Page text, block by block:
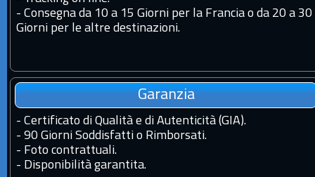
- Consegna da 10 a 15 Giorni per la Francia o da 20 a 30
Giorni per le altre destinazioni.
Garanzia
- Certificato di Qualità e di Autenticità (GIA).
- 90 Giorni Soddisfatti o Rimborsati.
- Foto contrattuali.
- Disponibilità garantita.